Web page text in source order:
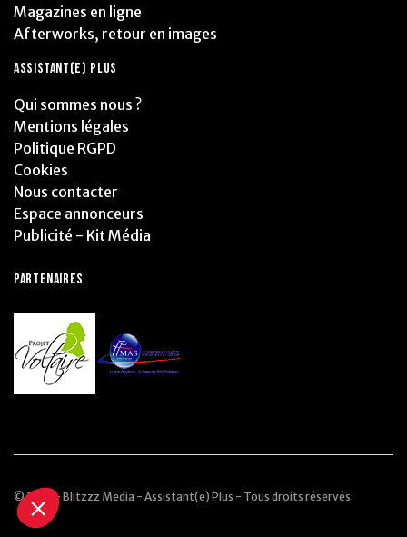
Magazines en ligne
Afterworks, retour en images
ASSISTANT(E) PLUS
Qui sommes nous ?
Mentions légales
Politique RGPD
Cookies
Nous contacter
Espace annonceurs
Publicité - Kit Média
PARTENAIRES
© 2025 - Blitzzz Media - Assistant(e) Plus - Tous droits réservés.